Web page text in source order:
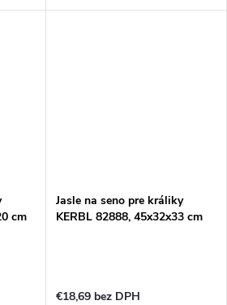
x
cm, šírka 17,5 cm, priemer
cm
Jasle na seno pre králiky
KERBL 82888, 45x32x33 cm
€18,69 bez DPH